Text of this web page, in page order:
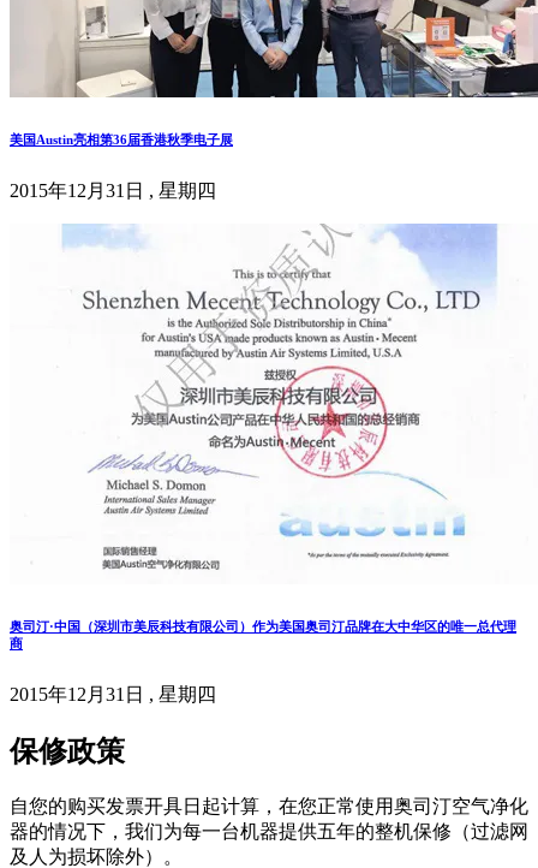
美国Austin亮相第36届香港秋季电子展
2015年12月31日 , 星期四
奥司汀·中国（深圳市美辰科技有限公司）作为美国奥司汀品牌在大中华区的唯一总代理
商
2015年12月31日 , 星期四
保修政策
自您的购买发票开具日起计算，在您正常使用奥司汀空气净化
器的情况下，我们为每一台机器提供五年的整机保修（过滤网
及人为损坏除外）。